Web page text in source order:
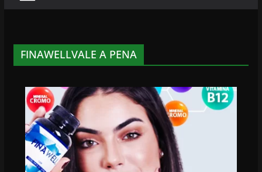
FINAWELLVALE A PENA